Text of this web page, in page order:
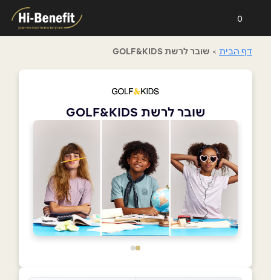
0
דף הבית > שובר לרשת GOLF&KIDS
שובר לרשת GOLF&KIDS